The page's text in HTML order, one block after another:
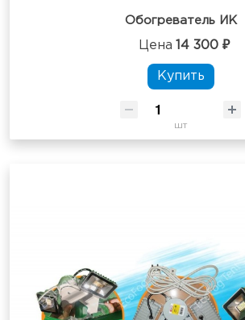
Обогреватель ИК
Цена 14 300 ₽
Купить
шт